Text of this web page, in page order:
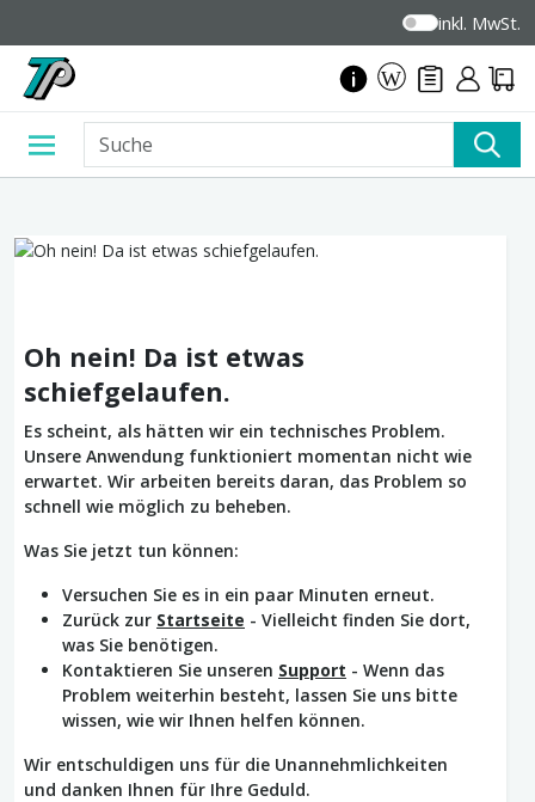
inkl. MwSt.
Oh nein! Da ist etwas
schiefgelaufen.
Es scheint, als hätten wir ein technisches Problem.
Unsere Anwendung funktioniert momentan nicht wie
erwartet. Wir arbeiten bereits daran, das Problem so
schnell wie möglich zu beheben.
Was Sie jetzt tun können:
Versuchen Sie es in ein paar Minuten erneut.
Zurück zur Startseite - Vielleicht finden Sie dort,
was Sie benötigen.
Kontaktieren Sie unseren Support - Wenn das
Problem weiterhin besteht, lassen Sie uns bitte
wissen, wie wir Ihnen helfen können.
Wir entschuldigen uns für die Unannehmlichkeiten
und danken Ihnen für Ihre Geduld.